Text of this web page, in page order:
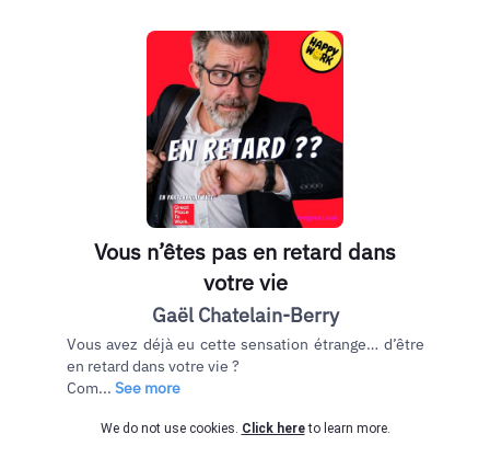
Vous n’êtes pas en retard dans
votre vie
Gaël Chatelain-Berry
Vous avez déjà eu cette sensation étrange… d’être
en retard dans votre vie ?
Com... See more
We do not use cookies. Click here to learn more.